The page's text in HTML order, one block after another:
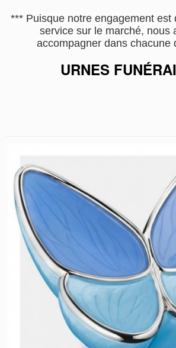
*** Puisque notre engagement est
service sur le marché, nous
accompagner dans chacune
URNES